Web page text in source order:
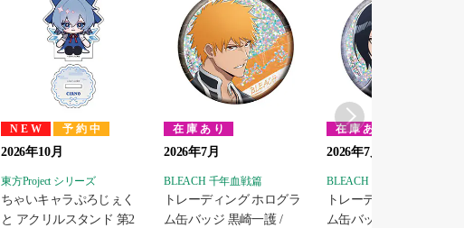
NEW 予約中
2026年10月
東方Project シリーズ
ちゃいキャラぷろじぇく
と アクリルスタンド 第2
在庫あり
2026年7月
BLEACH 千年血戦篇
トレーディング ホログラ
ム缶バッジ 黒崎一護 /
在庫あり
2026年7月
BLEACH 千年血戦篇
トレーディング ホログラ
ム缶バッジ 朽木ルキア /